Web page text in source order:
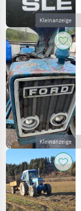
Kleinanzeige
Kleinanzeige